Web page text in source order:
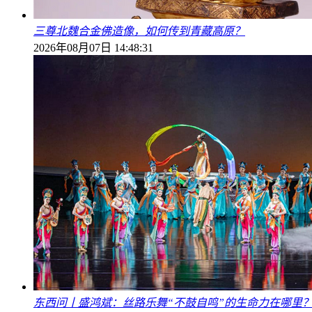
三尊北魏合金佛造像，如何传到青藏高原？
2026年08月07日 14:48:31
东西问丨盛鸿斌：丝路乐舞“不鼓自鸣”的生命力在哪里